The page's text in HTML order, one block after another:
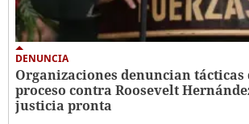
DENUNCIA
Organizaciones denuncian
proceso contra Roosevelt
justicia pronta